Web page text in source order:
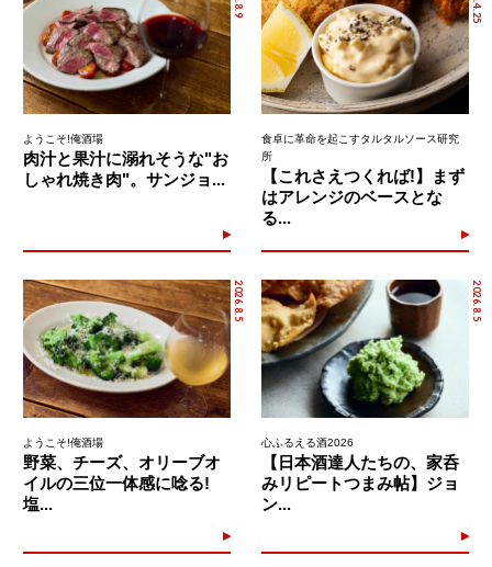
ようこそ!俺酒場
肉汁と果汁に溺れそうな"お
しゃれ焼き肉"。サンジョ...
食卓に革命を起こすタルタルソース研究
所
【これさえつくれば!】まず
はアレンジのベースとな
る...
2026.8.5
ようこそ!俺酒場
野菜、チーズ、オリーブオ
イルの三位一体感に唸る!
塩...
2026.8.5
心ふるえる酒2026
【日本酒達人たちの、家呑
みリピートつまみ帖】ジョ
ン...